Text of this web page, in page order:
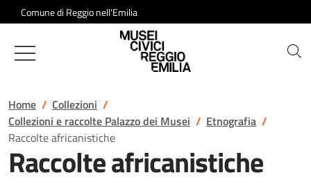
Salta al contenuto
Comune di Reggio nell'Emilia
Musei Civici di Reggio Emilia
Home
Collezioni
Collezioni e raccolte Palazzo dei Musei
Etnografia
Raccolte africanistiche
Raccolte africanistiche